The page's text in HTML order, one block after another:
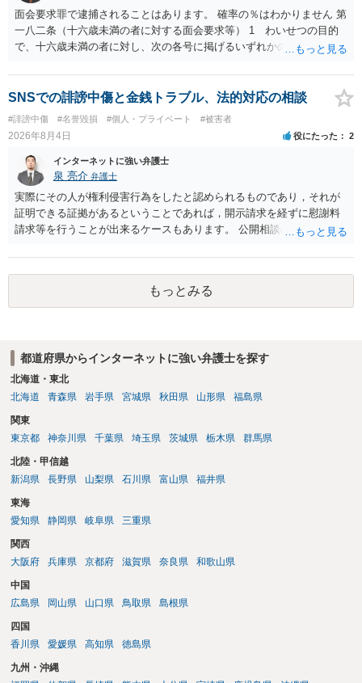
も）、相談者さんが刑事民事の責任に問われることはないでしょう。
私見ながらご参考まで。
面会要求罪で逮捕されることはあります。 確率の％はわかりません 第
一八二条（十六歳未満の者に対する面会要求等） 1 わいせつの目的
で、十六歳未満の者に対し、次の各号に掲げるいずれかの行為をした
が生まれた日より五年以上前の日に生まれた者に限る。）は、一年以
下の拘禁刑又は五十万円以下の罰金に処する。 一 威迫し、偽計を用
い又は誘惑して面会を要求すること。 二 拒まれたにもかかわらず、
反復して面会を要求すること。 三 金銭その他の利益を供与し、又は
その申込み若しくは約束をして面会を要求すること。 2前項の罪を犯
し、よってわいせつの目的で当該十六歳未満の者と面会をした者は、
二年以下の拘禁刑又は百万円以下の罰金に処する。
SNSでの誹謗中傷と金銭トラブル、法的対応の相談
#誹謗中傷 #名誉毀損 #個人・プライベート #被害者
2026年8月4日 役にたった 2
インターネットに強い弁護士
泉 亮介 弁護士
実際にその人が権利侵害行為をしたと認められるものであり，それが
証明できる証拠があるということであれば，開示請求を経ずに慰謝料
請求等を行うことが出来るケースもあります。 公開相談の場では回答
に個別に相談されると良いでしょう。
もっとみる
都道府県からインターネットに強い弁護士を探す
北海道・東北
北海道
青森県 岩手県 宮城県 秋田県 山形県 福島県
関東
東京都
神奈川県 千葉県 埼玉県 茨城県 栃木県 群馬県
北陸・甲信越
新潟県
長野県 山梨県 石川県 富山県 福井県
東海
愛知県
静岡県 岐阜県 三重県
関西
大阪府
兵庫県 京都府 滋賀県 奈良県 和歌山県
中国
広島県
岡山県 山口県 鳥取県 島根県
四国
香川県
愛媛県 高知県 徳島県
九州・沖縄